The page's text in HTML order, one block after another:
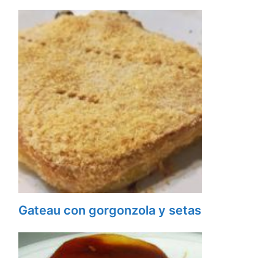
Gateau con gorgonzola y setas